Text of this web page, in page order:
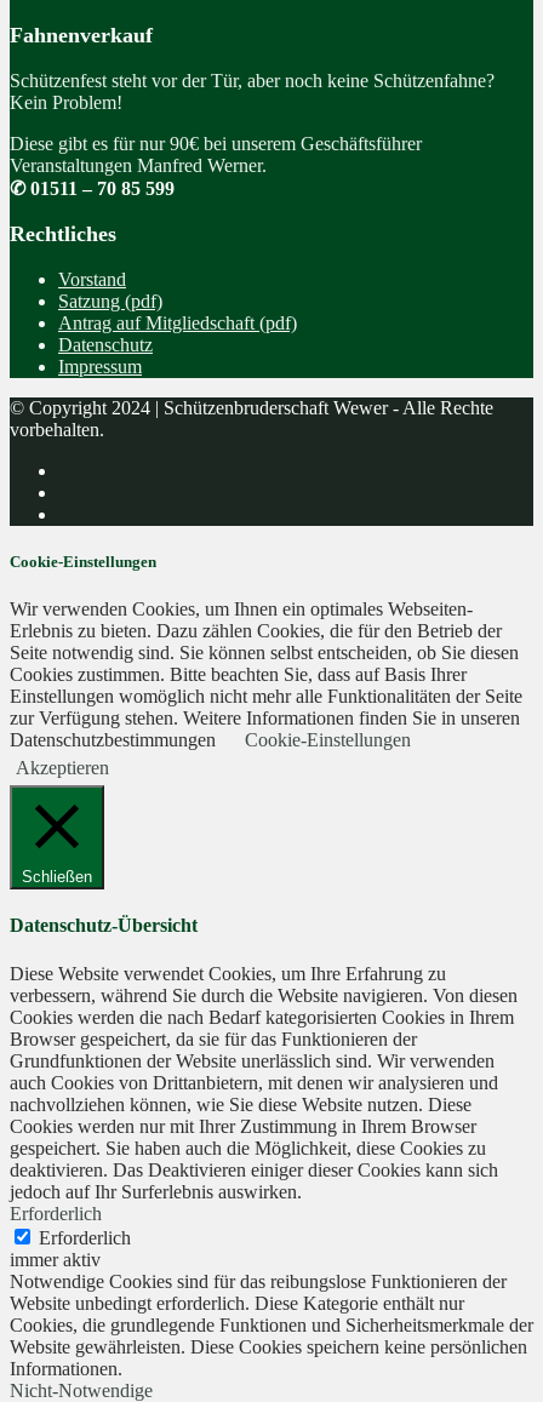
Fahnenverkauf
Schützenfest steht vor der Tür, aber noch keine Schützenfahne?
Kein Problem!
Diese gibt es für nur 90€ bei unserem Geschäftsführer
Veranstaltungen Manfred Werner.
✆ 01511 – 70 85 599
Rechtliches
Vorstand
Satzung (pdf)
Antrag auf Mitgliedschaft (pdf)
Datenschutz
Impressum
© Copyright 2024 | Schützenbruderschaft Wewer - Alle Rechte
vorbehalten.
Cookie-Einstellungen
Wir verwenden Cookies, um Ihnen ein optimales Webseiten-
Erlebnis zu bieten. Dazu zählen Cookies, die für den Betrieb der
Seite notwendig sind. Sie können selbst entscheiden, ob Sie diesen
Cookies zustimmen. Bitte beachten Sie, dass auf Basis Ihrer
Einstellungen womöglich nicht mehr alle Funktionalitäten der Seite
zur Verfügung stehen. Weitere Informationen finden Sie in unseren
Datenschutzbestimmungen
Cookie-Einstellungen
Akzeptieren
Schließen
Datenschutz-Übersicht
Diese Website verwendet Cookies, um Ihre Erfahrung zu
verbessern, während Sie durch die Website navigieren. Von diesen
Cookies werden die nach Bedarf kategorisierten Cookies in Ihrem
Browser gespeichert, da sie für das Funktionieren der
Grundfunktionen der Website unerlässlich sind. Wir verwenden
auch Cookies von Drittanbietern, mit denen wir analysieren und
nachvollziehen können, wie Sie diese Website nutzen. Diese
Cookies werden nur mit Ihrer Zustimmung in Ihrem Browser
gespeichert. Sie haben auch die Möglichkeit, diese Cookies zu
deaktivieren. Das Deaktivieren einiger dieser Cookies kann sich
jedoch auf Ihr Surferlebnis auswirken.
Erforderlich
Erforderlich
immer aktiv
Notwendige Cookies sind für das reibungslose Funktionieren der
Website unbedingt erforderlich. Diese Kategorie enthält nur
Cookies, die grundlegende Funktionen und Sicherheitsmerkmale der
Website gewährleisten. Diese Cookies speichern keine persönlichen
Informationen.
Nicht-Notwendige